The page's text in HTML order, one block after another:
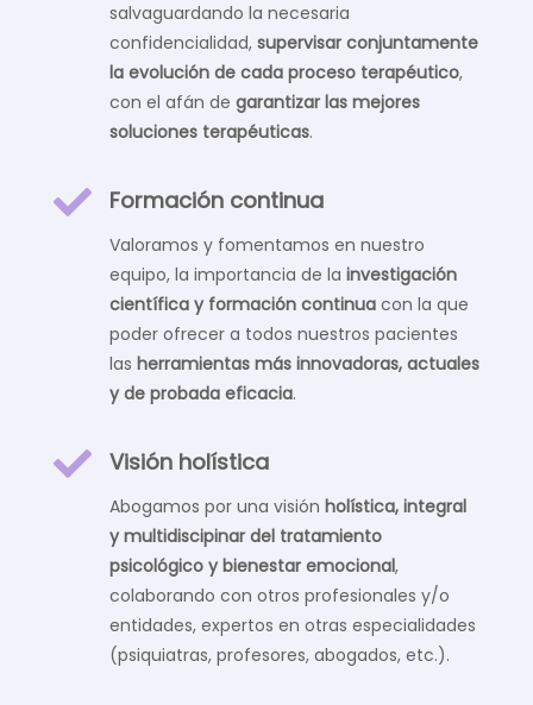
salvaguardando la necesaria
confidencialidad, supervisar conjuntamente
la evolución de cada proceso terapéutico,
con el afán de garantizar las mejores
soluciones terapéuticas.
 Formación continua
Valoramos y fomentamos en nuestro
equipo, la importancia de la investigación
científica y formación continuacon la que
poder ofrecer a todos nuestros pacientes
las herramientas más innovadoras, actuales
y de probada eficacia.
 Visión holística
Abogamos por una visión holística, integral
y multidiscipinar del tratamiento
psicológico y bienestar emocional,
colaborando con otros profesionales y/o
entidades, expertos en otras especialidades
(psiquiatras, profesores, abogados, etc.).